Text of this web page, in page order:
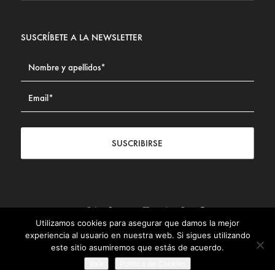
SUSCRÍBETE A LA NEWSLETTER
SUSCRIBIRSE
Contacto|Aviso legal| Política de privacidad| Política de
Cookies
© Fundación Civismo 2025
Utilizamos cookies para asegurar que damos la mejor
experiencia al usuario en nuestra web. Si sigues utilizando
este sitio asumiremos que estás de acuerdo.